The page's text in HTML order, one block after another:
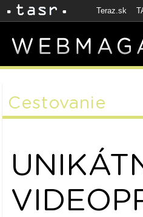
Teraz.sk
Cestovanie